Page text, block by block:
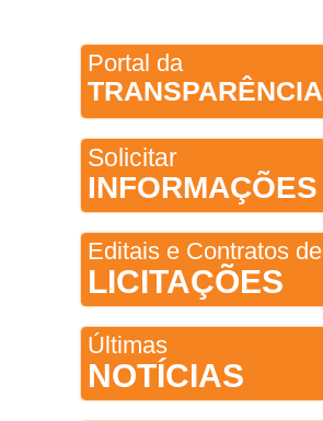
Portal da
TRANSPARÊNCIA
Solicitar
INFORMAÇÕES
Editais e Contratos de
LICITAÇÕES
Últimas
NOTÍCIAS